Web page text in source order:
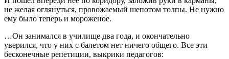
не желая оглянуться, провожаемый шепотом толпы. Не нужно
ему было теперь и мороженое.
…Он занимался в училище два года, и окончательно
уверился, что у них с балетом нет ничего общего. Все эти
бесконечные репетиции, выкрики педагогов: